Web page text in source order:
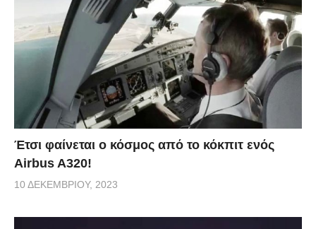
Έτσι φαίνεται ο κόσμος από το κόκπιτ ενός
Airbus A320!
10 ΔΕΚΕΜΒΡΊΟΥ, 2023